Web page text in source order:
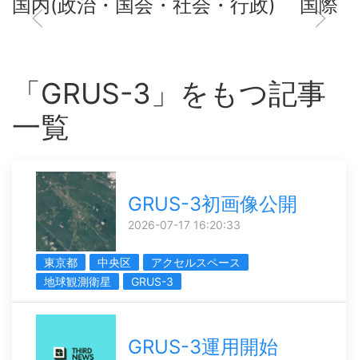
国内(政治・国会・社会・行政) 国際
「GRUS-3」をもつ記事
一覧
GRUS-3初画像公開
2026-07-17 16:20:33
東京都 中央区
アクセルスペース
地球観測衛星
GRUS-3
GRUS-3運用開始